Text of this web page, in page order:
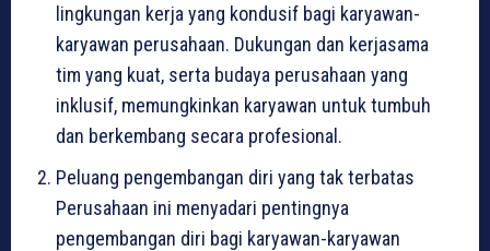
lingkungan kerja yang kondusif bagi karyawan-
karyawan perusahaan. Dukungan dan kerjasama
tim yang kuat, serta budaya perusahaan yang
inklusif, memungkinkan karyawan untuk tumbuh
dan berkembang secara profesional.
Peluang pengembangan diri yang tak terbatas
Perusahaan ini menyadari pentingnya
pengembangan diri bagi karyawan-karyawan